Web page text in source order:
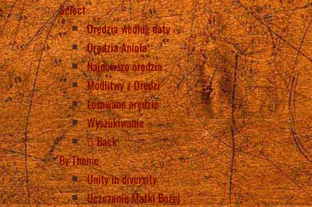
Select
Orędzia według daty
Orędzia Anioła
Najnowsze orędzia
Modlitwy z Orędzi
Losowane orędzie
Wyszukiwanie
Back
By Theme
Unity in diversity
Uczczenie Matki Bożej